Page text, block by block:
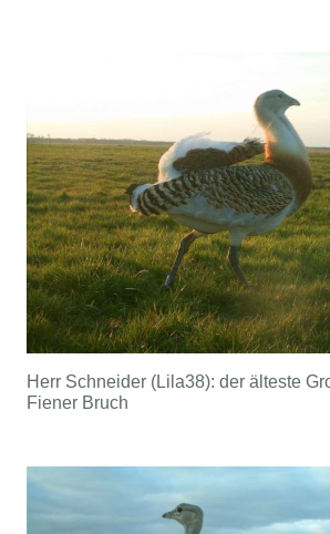
Herr Schneider (Lila38): der älteste
Fiener Bruch